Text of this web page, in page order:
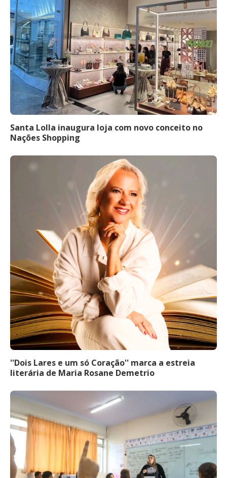
Santa Lolla inaugura loja com novo conceito no
Nações Shopping
''Dois Lares e um só Coração'' marca a estreia
literária de Maria Rosane Demetrio